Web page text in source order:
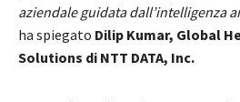
aziendale guidata dall’intelligenza
ha spiegato Dilip Kumar, Global
Solutions di NTT DATA, Inc.